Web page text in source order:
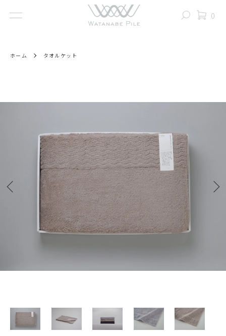
0
ホーム タオルケット